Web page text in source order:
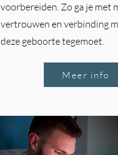
voorbereiden. Zo ga je met
vertrouwen en verbinding
deze geboorte tegemoet.
Meer info